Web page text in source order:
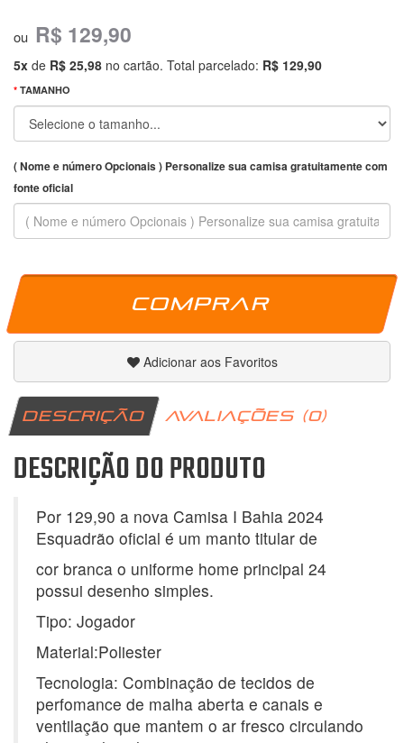
ou R$ 129,90
5x de R$ 25,98 no cartão. Total parcelado: R$ 129,90
TAMANHO
( Nome e número Opcionais ) Personalize sua camisa gratuitamente com
fonte oficial
Comprar
Adicionar aos Favoritos
DESCRIÇÃO AVALIAÇÕES (0)
DESCRIÇÃO DO PRODUTO
Por 129,90 a nova Camisa I Bahia 2024
Esquadrão oficial é um manto titular de
cor branca o uniforme home principal 24
possui desenho simples.
Tipo: Jogador
Material:Poliester
Tecnologia: Combinação de tecidos de
perfomance de malha aberta e canais e
ventilação que mantem o ar fresco circulando